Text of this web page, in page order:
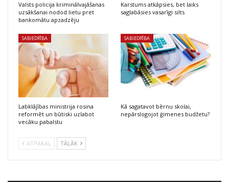
Valsts policija kriminālvajāšanas
uzsākšanai nodod lietu pret
bankomātu apzadzēju
Karstums atkāpsies, bet laiks
saglabāsies vasarīgi silts
SABIEDRĪBA
Labklājības ministrija rosina
reformēt un būtiski uzlabot
vecāku pabalstu
SABIEDRĪBA
Kā sagatavot bērnu skolai,
nepārslogojot ģimenes budžetu?
ATPAKAĻ TĀLĀK